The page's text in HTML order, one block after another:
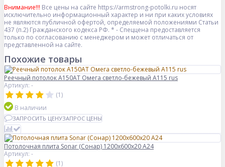
Внимание!!! Все цены на сайте https://armstrong-potolki.ru носят
исключительно информационный характер и ни при каких условиях
не являются публичной офертой, определяемой положениями Статьи
437 (п.2) Гражданского кодекса РФ. * - Спеццена предоставляется
только по согласованию с менеджером и может отличаться от
представленной на сайте.
Похожие товары
Реечный потолок A150AT Омега светло-бежевый А115 rus
Артикул: -
(1)
В наличии
ЗАПРОСИТЬ ЦЕНУЗАПРОС ЦЕНЫ
Потолочная плита Sonar (Сонар) 1200x600x20 A24
Артикул: -
(1)